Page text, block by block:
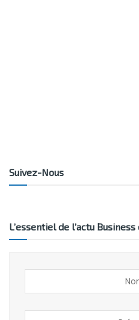
Suivez-Nous
L’essentiel de l’actu